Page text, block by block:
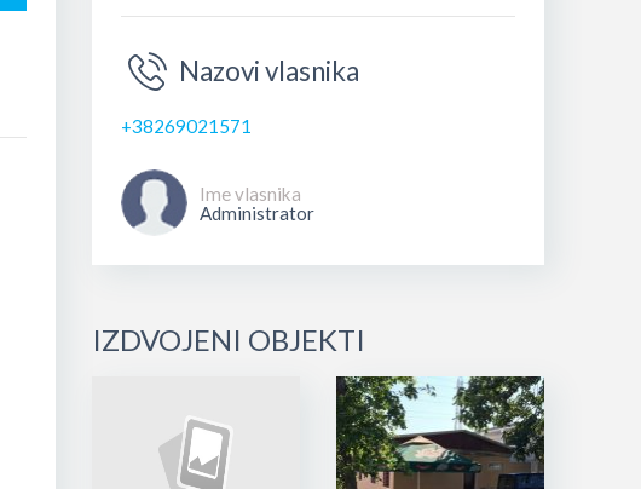
Nazovi vlasnika
+38269021571
Ime vlasnika
Administrator
IZDVOJENI OBJEKTI